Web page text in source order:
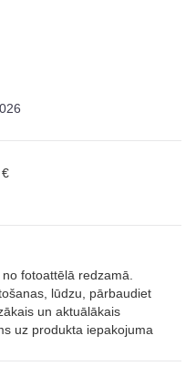
fotoattēlā redzamā.
lūdzu, pārbaudiet
un aktuālākais
uz produkta iepakojuma